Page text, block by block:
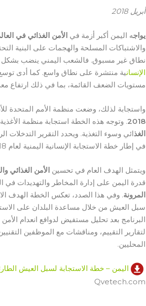
أبريل 2018
يواجه اليمن أكبر أزمة في الأمن الغذائي في
والاشتباكات المسلحة والهجمات على البنية
نطاق غير مسبوق. فالشعب اليمني ينضب بشكل
الإنسانية منتشرة على نطاق واسع. كما أدى
مستويات الضعف القائمة، بما في ذلك ارتفاع
واستجابة لذلك، وضعت منظمة الأمم المتحدة
2018. وتوجه هذه الخطة استجابة منظمة الأغذية
الغذائي وسوء التغذية. ويحدد التقرير التدخلات
في إطار خطة الاستجابة الإنسانية اليمنية لعام 2018.
ويتمثل الهدف العام في تحسين الأمن الغذائي
قدرة اليمن على إدارة المخاطر والتهديدات في
المرونة. وفي هذا الصدد، تعكس الخطة الهدف
سبل العيش من خلال مساعدة البلدان على
البرنامج بعد تحليل مستفيض لدوافع انعدام
لتقارير التقييم، ومناقشات مع الموظفين
المحليين.
اليمن – خطة الاستجابة لسبل العيش الطارئة
Qvetech.com